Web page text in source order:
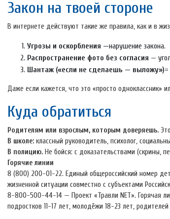
Закон на твоей стороне
В интернете действуют такие же правила, как и в
Угрозы и оскорбления —нарушение закона.
Распространение фото без согласия —
Шантаж («если не сделаешь — выложу»)
Даже если кажется, что это «просто одноклассник»
Куда обратиться
Родителям или взрослым, которым доверяешь.
В школе: классный руководитель, психолог,
В полицию. Не бойся: с доказательствами (скрины,
Горячие линии
8 (800) 200-01-22. Единый общероссийский номер
жизненной ситуации совместно с субъектами
8-800-500-44-14 — Проект «Травли NET». Горячая
подростков 11-17 лет, молодёжи 18-23 лет,